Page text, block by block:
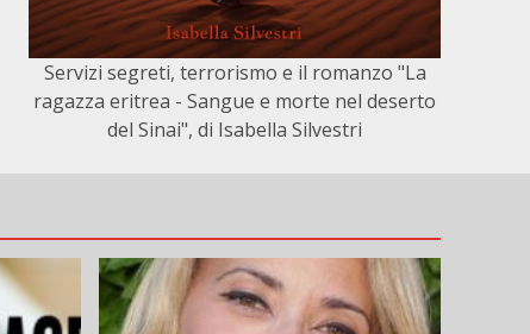
Servizi segreti, terrorismo e il romanzo "La
ragazza eritrea - Sangue e morte nel deserto
del Sinai", di Isabella Silvestri